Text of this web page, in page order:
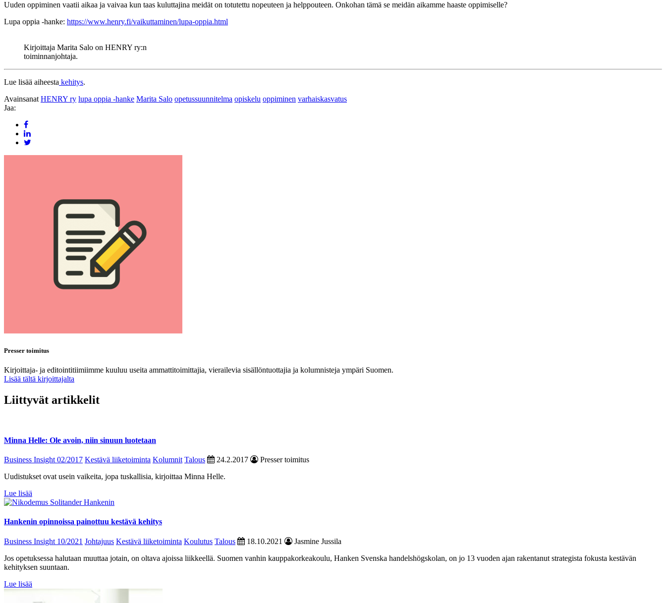
Uuden oppiminen vaatii aikaa ja vaivaa kun taas kuluttajina meidät on totutettu nopeuteen ja helppouteen. Onkohan tämä se meidän aikamme haaste oppimiselle?
Lupa oppia -hanke: https://www.henry.fi/vaikuttaminen/lupa-oppia.html
Kirjoittaja Marita Salo on HENRY ry:n
toiminnanjohtaja.
Lue lisää aiheesta kehitys.
Avainsanat HENRY ry lupa oppia -hanke Marita Salo opetussuunnitelma opiskelu oppiminen varhaiskasvatus
Jaa:
Presser toimitus
Kirjoittaja- ja editointitiimiimme kuuluu useita ammattitoimittajia, vierailevia sisällöntuottajia ja kolumnisteja ympäri Suomen.
Lisää tältä kirjoittajalta
Liittyvät artikkelit
Minna Helle: Ole avoin, niin sinuun luotetaan
Business Insight 02/2017 Kestävä liiketoiminta Kolumnit Talous 24.2.2017
Presser toimitus
Uudistukset ovat usein vaikeita, jopa tuskallisia, kirjoittaa Minna Helle.
Lue lisää
Hankenin opinnoissa painottuu kestävä kehitys
Business Insight 10/2021 Johtajuus Kestävä liiketoiminta Koulutus Talous 18.10.2021
Jasmine Jussila
Jos opetuksessa halutaan muuttaa jotain, on oltava ajoissa liikkeellä. Suomen vanhin kauppakorkeakoulu, Hanken Svenska handelshögskolan, on jo 13 vuoden ajan rakentanut strategista fokusta kestävän
kehityksen suuntaan.
Lue lisää